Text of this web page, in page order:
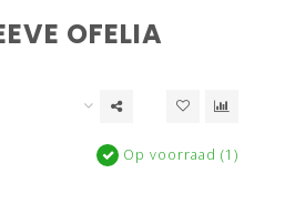
OFELIA
Op voorraad (1)